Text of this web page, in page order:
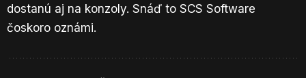
dostanú aj na konzoly. Snáď to SCS Software
čoskoro oznámi.